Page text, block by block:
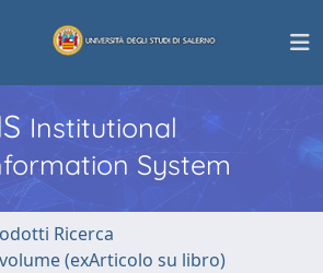
Institutional
System
Ricerca
(exArticolo su libro)